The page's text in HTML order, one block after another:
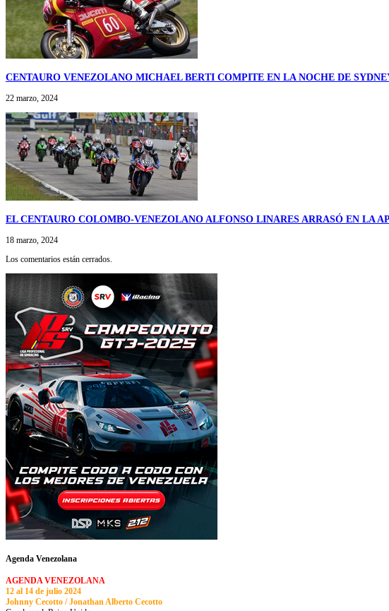
CENTAURO VENEZOLANO MICHAEL BERTI COMPITE EN LA NOCHE DE
22 marzo, 2024
EL CENTAURO COLOMBO-VENEZOLANO ALFONSO LINARES ARRASÓ EN LA
18 marzo, 2024
Los comentarios están cerrados.
Agenda Venezolana
AGENDA VENEZOLANA
12 al 14 de julio 2024
Johnny Cecotto / Jonathan Alberto Cecotto